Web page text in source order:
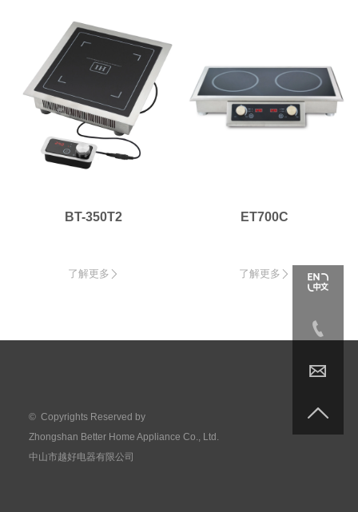
BT-350T2
了解更多 
ET700C
了解更多 
© Copyrights Reserved by
Zhongshan Better Home Appliance Co., Ltd.
中山市越好电器有限公司


